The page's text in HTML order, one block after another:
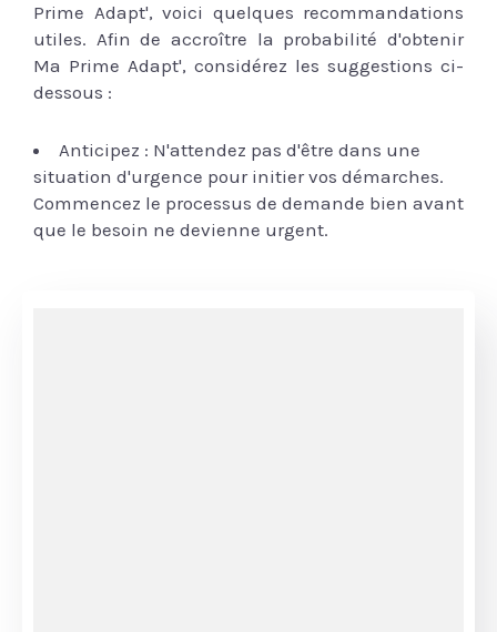
Prime Adapt', voici quelques recommandations
utiles. Afin de accroître la probabilité d'obtenir
Ma Prime Adapt', considérez les suggestions ci-
dessous :
Anticipez : N'attendez pas d'être dans une
situation d'urgence pour initier vos démarches.
Commencez le processus de demande bien avant
que le besoin ne devienne urgent.